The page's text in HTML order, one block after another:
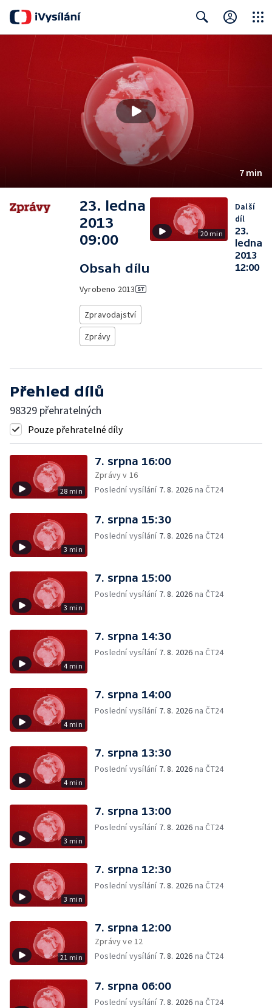
7 min
23. ledna
2013
09:00
Obsah dílu
Vyrobeno 2013
Zpravodajství
Zprávy
20 min
Další
díl
23.
ledna
2013
12:00
Přehled dílů
98329 přehratelných
Pouze přehratelné díly
28 min
7. srpna 16:00
Zprávy v 16
Poslední vysílání 7. 8. 2026 na ČT24
3 min
7. srpna 15:30
Poslední vysílání 7. 8. 2026 na ČT24
3 min
7. srpna 15:00
Poslední vysílání 7. 8. 2026 na ČT24
4 min
7. srpna 14:30
Poslední vysílání 7. 8. 2026 na ČT24
4 min
7. srpna 14:00
Poslední vysílání 7. 8. 2026 na ČT24
4 min
7. srpna 13:30
Poslední vysílání 7. 8. 2026 na ČT24
3 min
7. srpna 13:00
Poslední vysílání 7. 8. 2026 na ČT24
3 min
7. srpna 12:30
Poslední vysílání 7. 8. 2026 na ČT24
21 min
7. srpna 12:00
Zprávy ve 12
Poslední vysílání 7. 8. 2026 na ČT24
7. srpna 06:00
Poslední vysílání 7. 8. 2026 na ČT24